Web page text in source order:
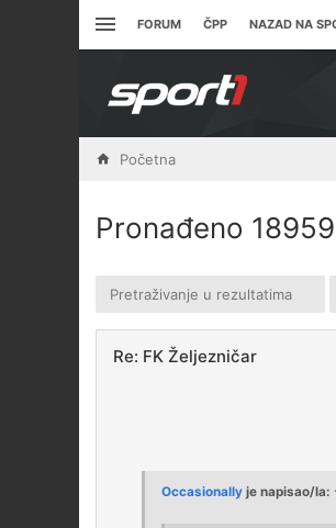
FORUM ČPP NAZAD NA
Početna
Pronađeno
Re: FK Željezničar
Occasionally je napisao/la: